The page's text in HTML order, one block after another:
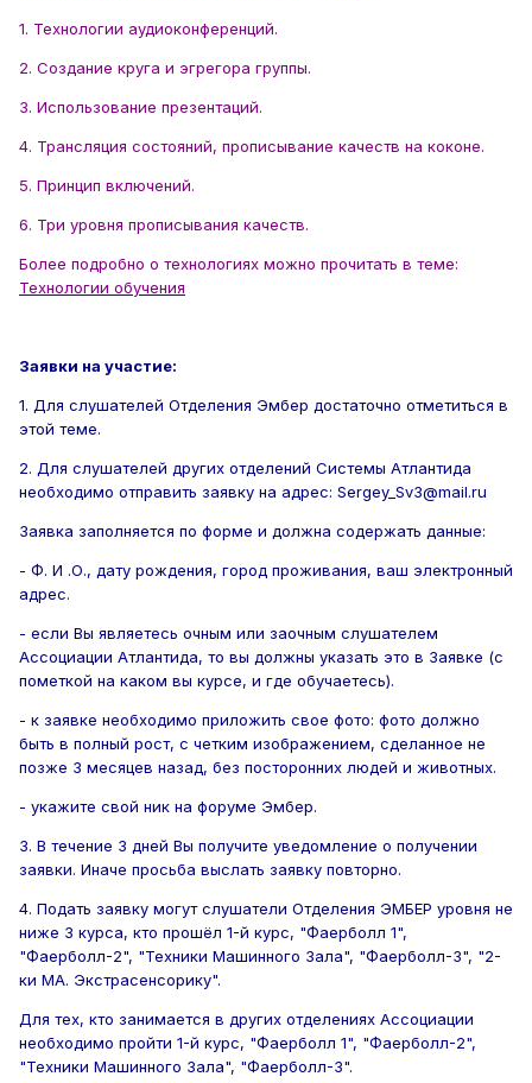
1. Технологии аудиоконференций.
2. Создание круга и эгрегора группы.
3. Использование презентаций.
4. Трансляция состояний, прописывание качеств на коконе.
5. Принцип включений.
6. Три уровня прописывания качеств.
Более подробно о технологиях можно прочитать в теме:
Технологии обучения
Заявки на участие:
1. Для слушателей Отделения Эмбер достаточно отметиться в
этой теме.
2. Для слушателей других отделений Системы Атлантида
необходимо отправить заявку на адрес: Sergey_Sv3@mail.ru
Заявка заполняется по форме и должна содержать данные:
- Ф. И .О., дату рождения, город проживания, ваш электронный
адрес.
- если Вы являетесь очным или заочным слушателем
Ассоциации Атлантида, то вы должны указать это в Заявке (с
пометкой на каком вы курсе, и где обучаетесь).
- к заявке необходимо приложить свое фото: фото должно
быть в полный рост, с четким изображением, сделанное не
позже 3 месяцев назад, без посторонних людей и животных.
- укажите свой ник на форуме Эмбер.
3. В течение 3 дней Вы получите уведомление о получении
заявки. Иначе просьба выслать заявку повторно.
4. Подать заявку могут слушатели Отделения ЭМБЕР уровня не
ниже 3 курса, кто прошёл 1-й курс, "Фаерболл 1",
"Фаерболл-2", "Техники Машинного Зала", "Фаерболл-3", "2-
ки МА. Экстрасенсорику".
Для тех, кто занимается в других отделениях Ассоциации
необходимо пройти 1-й курс, "Фаерболл 1", "Фаерболл-2",
"Техники Машинного Зала", "Фаерболл-3".